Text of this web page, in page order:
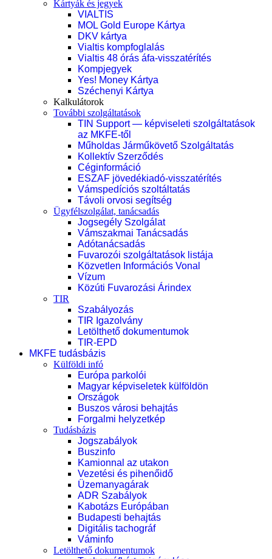
Kártyák és jegyek
VIALTIS
MOL Gold Europe Kártya
DKV kártya
Vialtis kompfoglalás
Vialtis 48 órás áfa-visszatérítés
Kompjegyek
Yes! Money Kártya
Széchenyi Kártya
Kalkulátorok
További szolgáltatások
TIN Support — képviseleti szolgáltatások
az MKFE-től
Műholdas Járműkövető Szolgáltatás
Kollektív Szerződés
Céginformáció
ESZAF jövedékiadó-visszatérítés
Vámspedíciós szoltáltatás
Távoli orvosi segítség
Ügyfélszolgálat, tanácsadás
Jogsegély Szolgálat
Vámszakmai Tanácsadás
Adótanácsadás
Fuvarozói szolgáltatások listája
Közvetlen Információs Vonal
Vízum
Közúti Fuvarozási Árindex
TIR
Szabályozás
TIR Igazolvány
Letölthető dokumentumok
TIR-EPD
MKFE tudásbázis
Külföldi infó
Európa parkolói
Magyar képviseletek külföldön
Országok
Buszos városi behajtás
Forgalmi helyzetkép
Tudásbázis
Jogszabályok
Buszinfo
Kamionnal az utakon
Vezetési és pihenőidő
Üzemanyagárak
ADR Szabályok
Kabotázs Európában
Budapesti behajtás
Digitális tachográf
Váminfo
Letölthető dokumentumok